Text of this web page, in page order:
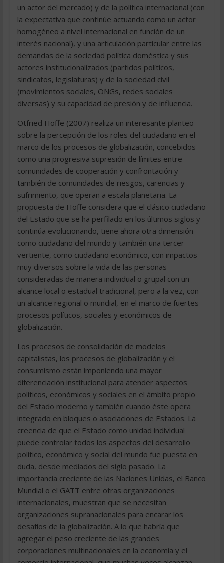
un actor del mercado) y de la política internacional (con
la expectativa que continúe actuando como un actor
homogéneo a nivel internacional en función de un
interés nacional), y una articulación particular entre las
demandas de la sociedad política doméstica y sus
actores institucionalizados (partidos políticos,
sindicatos, legislaturas) y de la sociedad civil
(movimientos sociales, ONGs, redes sociales
diversas) y su capacidad de presión y de influencia.
Otfried Höffe (2007) realiza un interesante planteo
sobre la percepción de los roles del ciudadano en el
marco de los procesos de globalización, concebidos
como una progresiva supresión de límites entre
comunidades de cooperación y confrontación y
también de comunidades de riesgos, carencias y
sufrimiento, que operan a escala planetaria. La
propuesta de Höffe considera que el clásico ciudadano
del Estado que se ha perfilado en los últimos siglos y
continúa evolucionando, tiene ahora otra dimensión
como ciudadano del mundo y también una tercer
vertiente, como ciudadano económico, con impactos
muy diversos sobre la vida de las personas
consideradas de manera individual o grupal con un
alcance local o estadual tradicional, pero a la vez, con
un alcance regional o mundial, en el marco de fuertes
procesos políticos, sociales y económicos de
globalización.
Los procesos de consolidación de modelos
capitalistas, los procesos de globalización y el
consumismo están imponiendo una mayor
diferenciación institucional para atender aspectos
políticos, económicos y sociales en el ámbito propio
del Estado moderno y también cuando éste opera
integrado en bloques o asociaciones de Estados. La
creencia de que el Estado como unidad individual
puede controlar todos los aspectos del desarrollo
político, económico y social del mundo fue puesta en
duda, desde mediados del siglo pasado. La
importancia creciente de las Naciones Unidas, el Banco
Mundial o el GATT entre otras organizaciones
internacionales, muestran que se necesitan
organizaciones supranacionales para encarar los
desafíos de la globalización. A lo que habría que
agregar el peso creciente de las grandes
corporaciones multinacionales en la economía y el